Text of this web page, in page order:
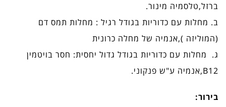
ברזל,טלסמיה מינור.
ב. מחלות עם כדוריות בגודל רגיל : מחלות תמס דם
(המוליזה ),אנמיה של מחלה כרונית
ג. מחלות עם כדוריות בגודל גדול יחסית: חסר בויטמין
B12,אנמיה ע"ש פנקוני.
בירור: